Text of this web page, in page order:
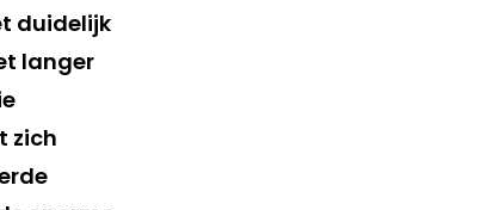
duidelijk
langer
zich